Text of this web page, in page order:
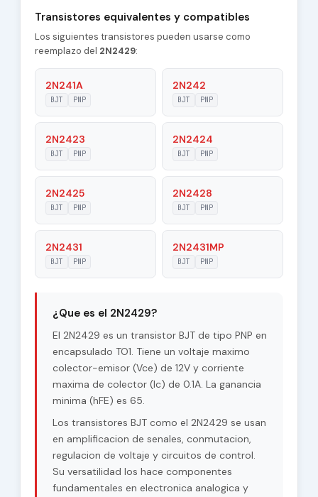
Polarity PNP
Material of
Transistor
Ge
Frequency (ft)
1.7 MHz
Collector
50 pF
Maximum Collector
Current |Ic max|
0.1 A
Base Voltage
|Veb|
10 V
Voltage |Vcb|
Collector-Emitter
Voltage |Vce|
12 V
Max. Operating
Temperature (Tj)
Maximum Collector
Power Dissipation
(Pc)
0.5 W
Transistores equivalentes y compatibles
Los siguientes transistores pueden usarse como
reemplazo del 2N2429:
2N241A
BJT PNP
2N242
BJT PNP
2N2423
BJT PNP
2N2424
BJT PNP
2N2425
BJT PNP
2N2428
BJT PNP
2N2431
BJT PNP
2N2431MP
BJT PNP
¿Que es el 2N2429?
El 2N2429 es un transistor BJT de tipo PNP en
encapsulado TO1. Tiene un voltaje maximo
colector-emisor (Vce) de 12V y corriente
maxima de colector (Ic) de 0.1A. La ganancia
minima (hFE) es 65.
Los transistores BJT como el 2N2429 se usan
en amplificacion de senales, conmutacion,
regulacion de voltaje y circuitos de control.
Su versatilidad los hace componentes
fundamentales en electronica analogica y